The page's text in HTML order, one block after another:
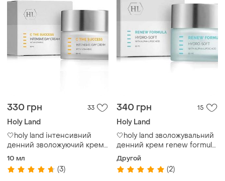
330 грн 33
Holy Land
🤍holy land інтенсивний
денний зволожуючий крем
із вітаміном c cosmetics c
the success intensive day
cream ❕розлив❕
10 мл
(3)
340 грн 15
Holy Land
🤍holy land зволожувальний
денний крем renew formula
hydro-soft day cream
Другой
(2)